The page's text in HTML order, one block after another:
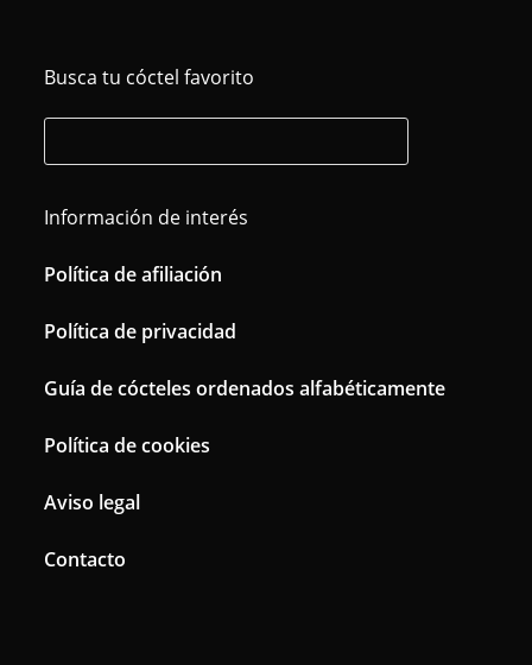
Busca tu cóctel favorito
Información de interés
Política de afiliación
Política de privacidad
Guía de cócteles ordenados alfabéticamente
Política de cookies
Aviso legal
Contacto